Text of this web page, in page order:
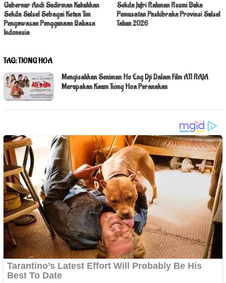
Gubernur Andi Sudirman Kukuhkan
Sekda Sulsel Sebagai Ketua Tim
Pengawasan Penggunaan Bahasa
Indonesia
Sekda Jufri Rahman Resmi Buka
Pemusatan Paskibraka Provinsi Sulsel
Tahun 2026
TAG:TIONG HOA
Mengisahkan Seniman Ho Eng Dji Dalam Film ATI RAJA
Merupakan Kaum Tiong Hoa Peranakan